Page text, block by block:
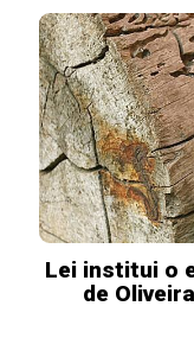
Lei institui o
de